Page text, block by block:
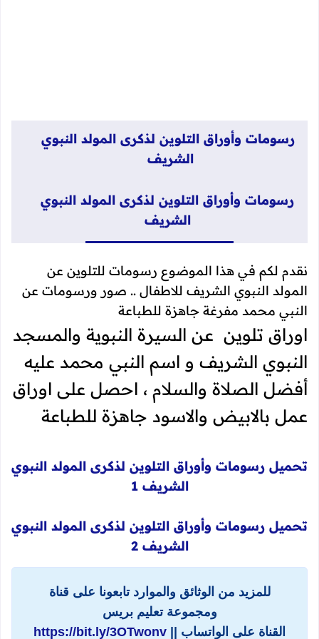
رسومات وأوراق التلوين لذكرى المولد النبوي
الشريف
رسومات وأوراق التلوين لذكرى المولد النبوي
الشريف
نقدم لكم في هذا الموضوع رسومات للتلوين عن
المولد النبوي الشريف للاطفال .. صور ورسومات عن
النبي محمد مفرغة جاهزة للطباعة
اوراق تلوين عن السيرة النبوية والمسجد
النبوي الشريف و اسم النبي محمد عليه
أفضل الصلاة والسلام ، احصل على اوراق
عمل بالابيض والاسود جاهزة للطباعة
تحميل رسومات وأوراق التلوين لذكرى المولد النبوي
الشريف 1
تحميل رسومات وأوراق التلوين لذكرى المولد النبوي
الشريف 2
للمزيد من الوثائق والموارد تابعونا على قناة
ومجموعة تعليم بريس
القناة على الواتساب || https://bit.ly/3OTwonv